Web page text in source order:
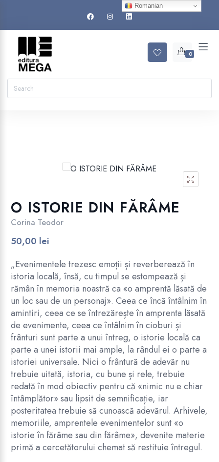
0
O ISTORIE DIN FĂRÂME
Corina Teodor
50,00 lei
„Evenimentele trezesc emoții și reverberează în
istoria locală, însă, cu timpul se estompează și
rămân în memoria noastră ca «o amprentă lăsată de
un loc sau de un personaj». Ceea ce încă întâlnim în
amintiri, ceea ce se întrezărește în amprenta lăsată
de evenimente, ceea ce întâlnim în cioburi și
frânturi sunt parte a unui întreg, o istorie locală ca
parte a unei istorii mai ample, la rândul ei o parte a
istoriei universale. Nici o frântură de adevăr nu
trebuie uitată, istoria, cu bune și rele, trebuie
redată în mod obiectiv pentru că «nimic nu e chiar
întâmplător» sau lipsit de semnificație, iar
posteritatea trebuie să cunoască adevărul. Arhivele,
memoriile, amprentele evenimentelor sunt «o
istorie în fărâme sau din fărâme», devenite materie
primă a cercetătorului chemat să restituie întregul.
Romanian